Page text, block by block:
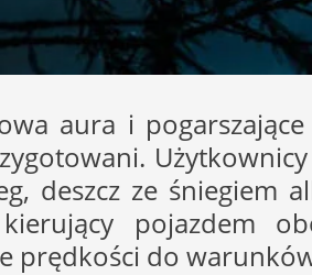
aura i
deszcz ze
pojazdem
prędkości do